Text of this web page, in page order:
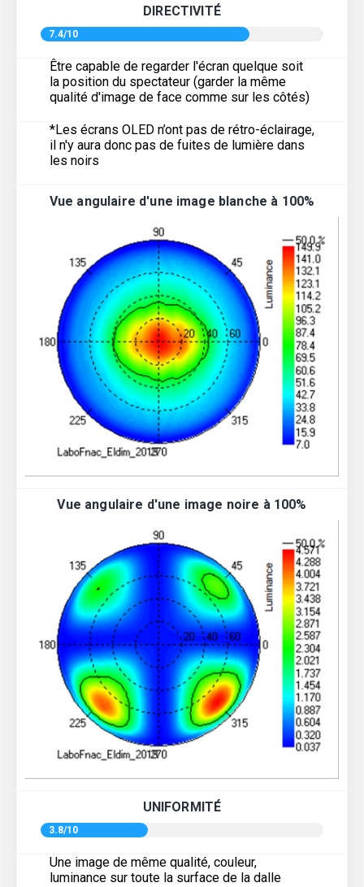
DIRECTIVITÉ
7.4/10
Être capable de regarder l'écran quelque soit
la position du spectateur (garder la même
qualité d'image de face comme sur les côtés)
*Les écrans OLED n’ont pas de rétro-éclairage,
il n'y aura donc pas de fuites de lumière dans
les noirs
Vue angulaire d'une image blanche à 100%
Vue angulaire d'une image noire à 100%
UNIFORMITÉ
3.8/10
Une image de même qualité, couleur,
luminance sur toute la surface de la dalle